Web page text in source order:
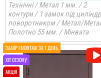
Технічні / Метал 1 мм. / 2
контури / 1 замок під
поворотником / Метал/
Полотно 55 мм. / Мінвата